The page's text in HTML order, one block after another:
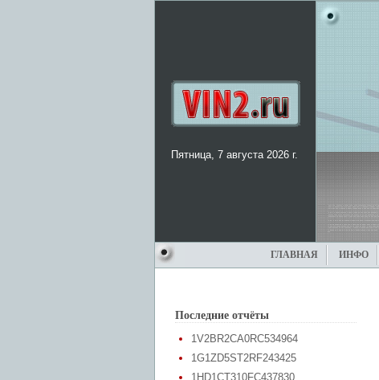
Пятница, 7 августа 2026 г.
ГЛАВНАЯ ИНФО
Последние отчёты
1V2BR2CA0RC534964
1G1ZD5ST2RF243425
1HD1CT310FC437830